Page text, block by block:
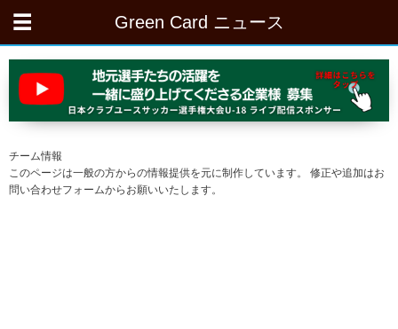
Green Card ニュース
チーム情報
このページは一般の方からの情報提供を元に制作しています。 修正や追加はお
問い合わせフォームからお願いいたします。